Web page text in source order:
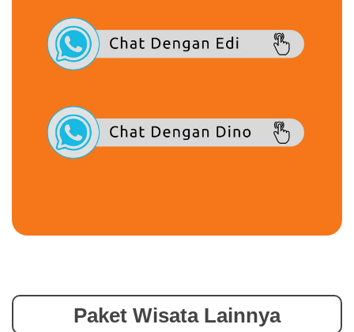
Paket Wisata Lainnya